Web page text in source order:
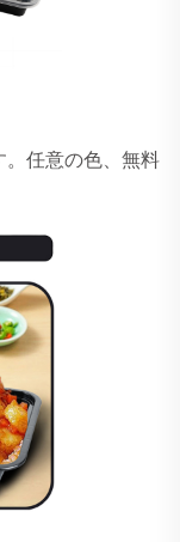
。任意の色、無料